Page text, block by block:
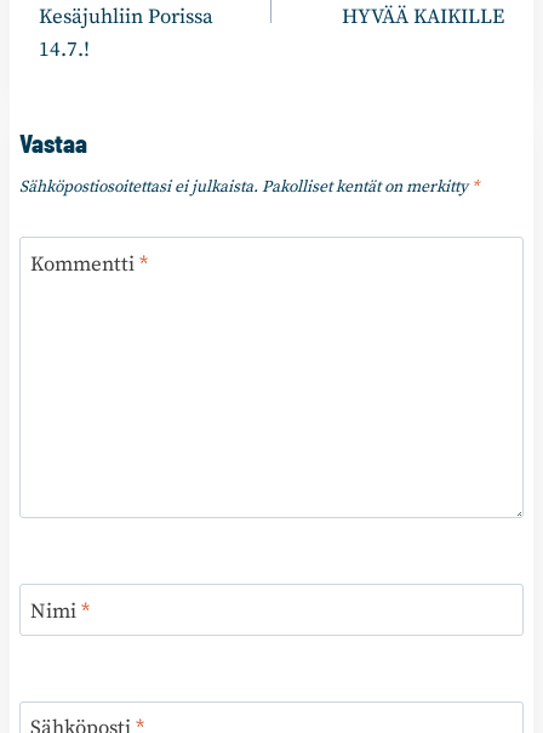
Kesäjuhliin Porissa
14.7.!
HYVÄÄ KAIKILLE
Vastaa
Sähköpostiosoitettasi ei julkaista. Pakolliset kentät on merkitty*
Kommentti*
Nimi*